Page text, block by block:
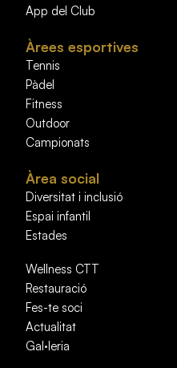
App del Club
Àrees esportives
Tennis
Pàdel
Fitness
Outdoor
Campionats
Àrea social
Diversitat i inclusió
Espai infantil
Estades
Wellness CTT
Restauració
Fes-te soci
Actualitat
Gal·leria